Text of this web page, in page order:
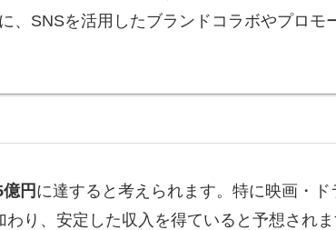
、SNSを活用したブランドコラボやプロモ
円 に達すると考えられます。特に映画・
り、安定した収入を得ていると予想されま